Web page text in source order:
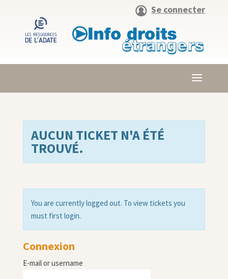
Se connecter
AUCUN TICKET N'A ÉTÉ
TROUVÉ.
You are currently logged out. To view tickets you
must first login.
Connexion
E-mail or username